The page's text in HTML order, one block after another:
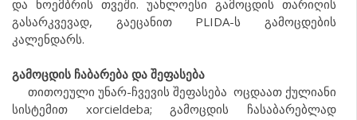
და ნოემბრის თვეში. უახლოესი გამოცდის თარიღის
გასარკვევად, გაეცანით PLIDA-ს გამოცდების
კალენდარს.
გამოცდის ჩაბარება და შეფასება
თითოეული უნარ-ჩვევის შეფასება ოცდაათ ქულიანი
სისტემით xorcieldeba; გამოცდის ჩასაბარებლად